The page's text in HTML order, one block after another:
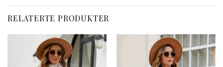
RELATERTE PRODUKTER